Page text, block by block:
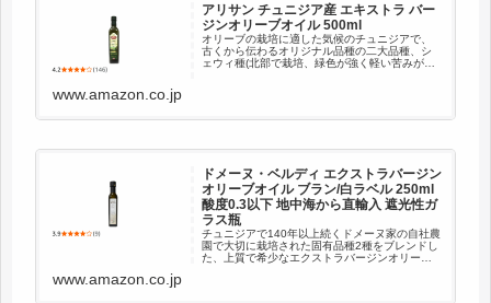
アリサン チュニジア産 エキストラ バー
ジンオリーブオイル 500ml
オリーブの栽培に適した気候のチュニジアで、
古くから伝わるオリジナル品種の二大品種、シ
ェウィ種(北部で栽培、緑色が強く軽い苦みが特
www.amazon.co.jp
ドメーヌ・ベルディ エクストラバージン
オリーブオイル ブラン/白ラベル 250ml
酸度0.3以下 地中海から直輸入 遮光性ガ
ラス瓶
チュニジアで140年以上続くドメーヌ家の自社農
園で大切に栽培された固有品種2種をブレンドし
た、上質で希少なエクストラバージンオリーブ
www.amazon.co.jp